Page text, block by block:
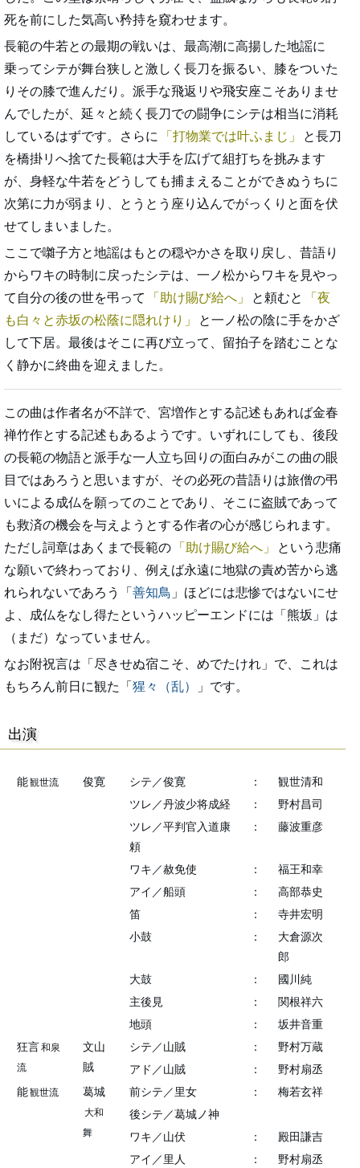
死を前にした気高い矜持を窺わせます。
長範の牛若との最期の戦いは、最高潮に高揚した地謡に
乗ってシテが舞台狭しと激しく長刀を振るい、膝をついた
りその膝で進んだり。派手な飛返リや飛安座こそありませ
んでしたが、延々と続く長刀での闘争にシテは相当に消耗
しているはずです。さらに
打物業では叶ふまじ
と長刀
を橋掛リへ捨てた長範は大手を広げて組打ちを挑みます
が、身軽な牛若をどうしても捕まえることができぬうちに
次第に力が弱まり、とうとう座り込んでがっくりと面を伏
せてしまいました。
ここで囃子方と地謡はもとの穏やかさを取り戻し、昔語り
からワキの時制に戻ったシテは、一ノ松からワキを見やっ
て自分の後の世を弔って
助け賜び給へ と頼むと
夜
も白々と赤坂の松蔭に隠れけり
と一ノ松の陰に手をかざ
して下居。最後はそこに再び立って、留拍子を踏むことな
く静かに終曲を迎えました。
この曲は作者名が不詳で、宮増作とする記述もあれば金春
禅竹作とする記述もあるようです。いずれにしても、後段
の長範の物語と派手な一人立ち回りの面白みがこの曲の眼
目ではあろうと思いますが、その必死の昔語りは旅僧の弔
いによる成仏を願ってのことであり、そこに盗賊であって
も救済の機会を与えようとする作者の心が感じられます。
ただし詞章はあくまで長範の
助け賜び給へ
という悲痛
な願いで終わっており、例えば永遠に地獄の責め苦から逃
れられないであろう「 善知鳥 」ほどには悲惨ではないにせ
よ、成仏をなし得たというハッピーエンドには「熊坂」は
（まだ）なっていません。
なお附祝言は「尽きせぬ宿こそ、めでたけれ」で、これは
もちろん前日に観た「 猩々（乱） 」です。
出演
能観世流 俊寛 シテ／俊寛 ：
観世清和
ツレ／丹波少将成経
：
野村昌司
ツレ／平判官入道康
頼
： 藤波重彦
ワキ／赦免使 ：
福王和幸
アイ／船頭
：
高部恭史
笛
：
寺井宏明
小鼓
：
大倉源次
郎
大鼓
：
國川純
主後見
：
関根祥六
地頭
：
坂井音重
狂言和泉
流
文山
賊
シテ／山賊 ：
野村万蔵
アド／山賊
：
野村扇丞
能観世流 葛城
大和
舞
前シテ／里女 ：
梅若玄祥
後シテ／葛城ノ神
ワキ／山伏
：
殿田謙吉
アイ／里人
：
野村扇丞